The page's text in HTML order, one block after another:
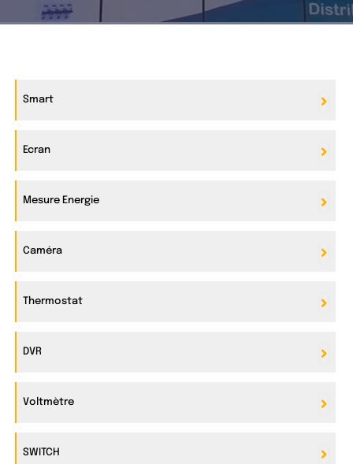
Smart
Ecran
Mesure Energie
Caméra
Thermostat
DVR
Voltmètre
SWITCH